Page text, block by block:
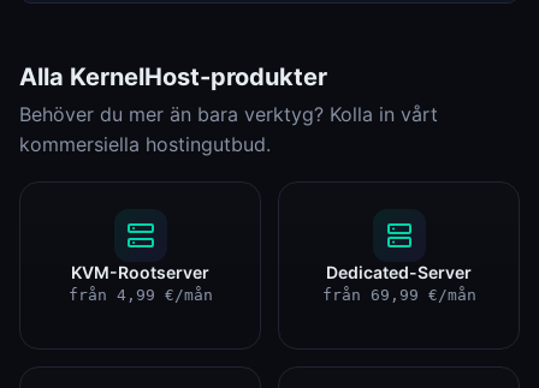
Alla KernelHost-produkter
Behöver du mer än bara verktyg? Kolla in vårt
kommersiella hostingutbud.
KVM-Rootserver
från 4,99 €/mån
Dedicated-Server
från 69,99 €/mån